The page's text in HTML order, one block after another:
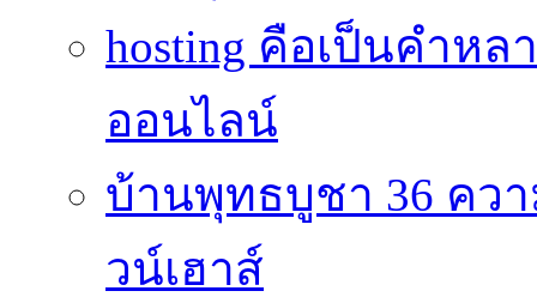
hosting คือเป็นคำห
ออนไลน์
บ้านพุทธบูชา 36 คว
วน์เฮาส์